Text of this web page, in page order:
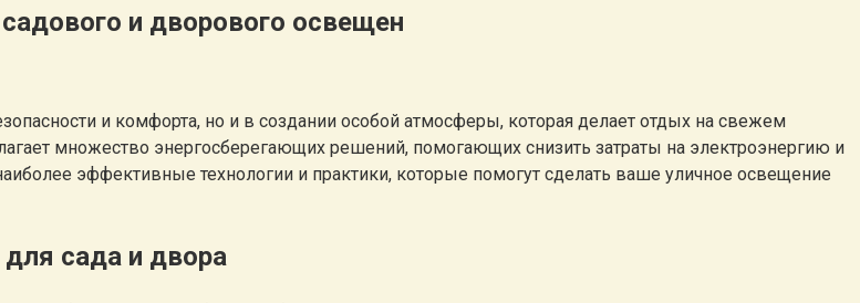
и дворового освещен
и комфорта, но и в создании особой атмосферы, которая делает отдых на свежем
множество энергосберегающих решений, помогающих снизить затраты на электроэнергию и
эффективные технологии и практики, которые помогут сделать ваше уличное освещение
сада и двора